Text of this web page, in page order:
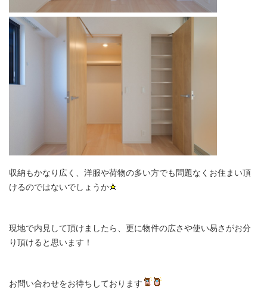
収納もかなり広く、洋服や荷物の多い方でも問題なくお住まい頂
けるのではないでしょうか
現地で内見して頂けましたら、更に物件の広さや使い易さがお分
り頂けると思います！
お問い合わせをお待ちしております